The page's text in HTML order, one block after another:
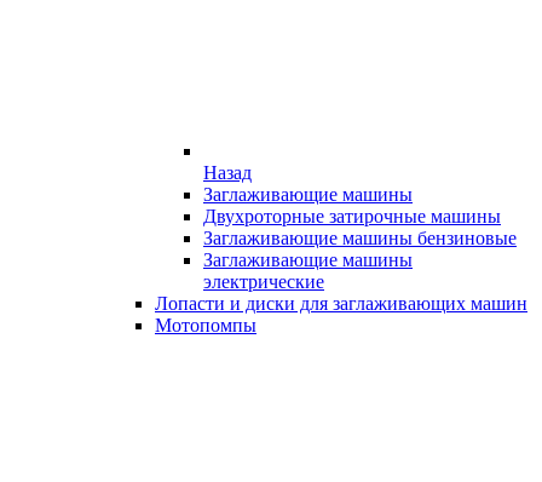
Назад
Заглаживающие машины
Двухроторные затирочные машины
Заглаживающие машины бензиновые
Заглаживающие машины
электрические
Лопасти и диски для заглаживающих машин
Мотопомпы